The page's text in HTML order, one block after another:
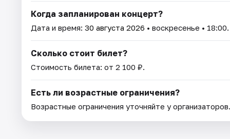
Когда запланирован концерт?
Дата и время: 30 августа 2026 • воскресенье • 18:00.
Сколько стоит билет?
Стоимость билета: от 2 100 ₽.
Есть ли возрастные ограничения?
Возрастные ограничения уточняйте у организаторов.